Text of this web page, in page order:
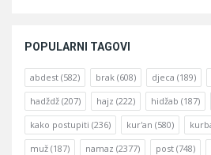
POPULARNI TAGOVI
abdest (582) brak (608) djeca (189)
hadždž (207) hajz (222) hidžab (187)
kako postupiti (236) kur'an (580)
muž (187) namaz (2377) post (748)